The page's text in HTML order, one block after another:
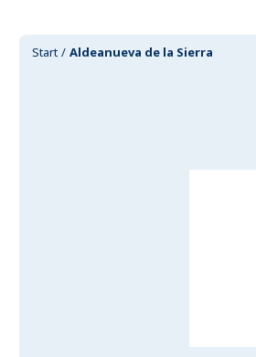
Start Aldeanueva de la Sierra